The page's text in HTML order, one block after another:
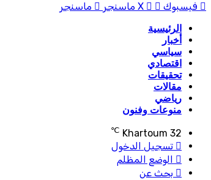
فيسبوك
‫X ماسنجر ماسنجر
الرئيسية
أخبار
سياسي
اقتصادي
تحقيقات
مقالات
رياضي
منوعات وفنون
Khartoum 32
℃
تسجيل الدخول
الوضع المظلم
بحث عن